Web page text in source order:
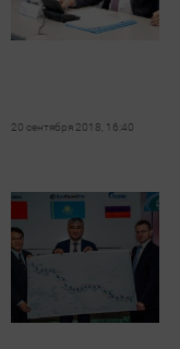
20 сентября 2018, 16:40